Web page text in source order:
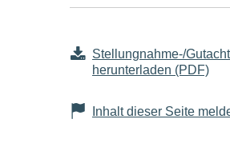
Seiteninhalt
Stellungnahme-/
herunterladen (PDF)
Inhalt dieser Seite